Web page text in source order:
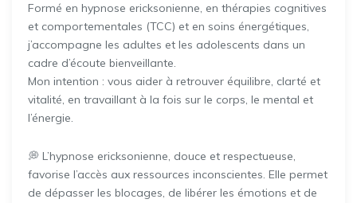
Formé en hypnose ericksonienne, en thérapies cognitives
et comportementales (TCC) et en soins énergétiques,
j’accompagne les adultes et les adolescents dans un
cadre d’écoute bienveillante.
Mon intention : vous aider à retrouver équilibre, clarté et
vitalité, en travaillant à la fois sur le corps, le mental et
l’énergie.
💭 L’hypnose ericksonienne, douce et respectueuse,
favorise l’accès aux ressources inconscientes. Elle permet
de dépasser les blocages, de libérer les émotions et de